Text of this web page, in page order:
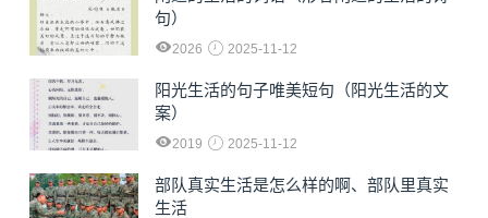
句）
2026 2025-11-12
阳光生活的句子唯美短句（阳光生活的文
案）
2019 2025-11-12
部队真实生活是怎么样的啊、部队里真实
生活